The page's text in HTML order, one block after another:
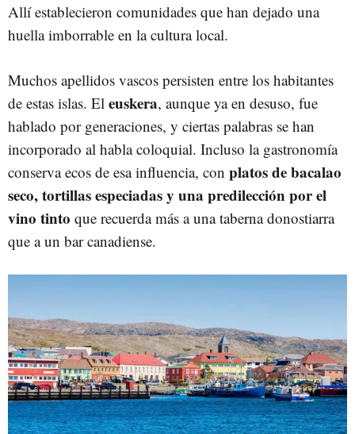
Allí establecieron comunidades que han dejado una
huella imborrable en la cultura local.
Muchos apellidos vascos persisten entre los habitantes
de estas islas. El euskera, aunque ya en desuso, fue
hablado por generaciones, y ciertas palabras se han
incorporado al habla coloquial. Incluso la gastronomía
conserva ecos de esa influencia, con platos de bacalao
seco, tortillas especiadas y una predilección por el
vino tinto que recuerda más a una taberna donostiarra
que a un bar canadiense.